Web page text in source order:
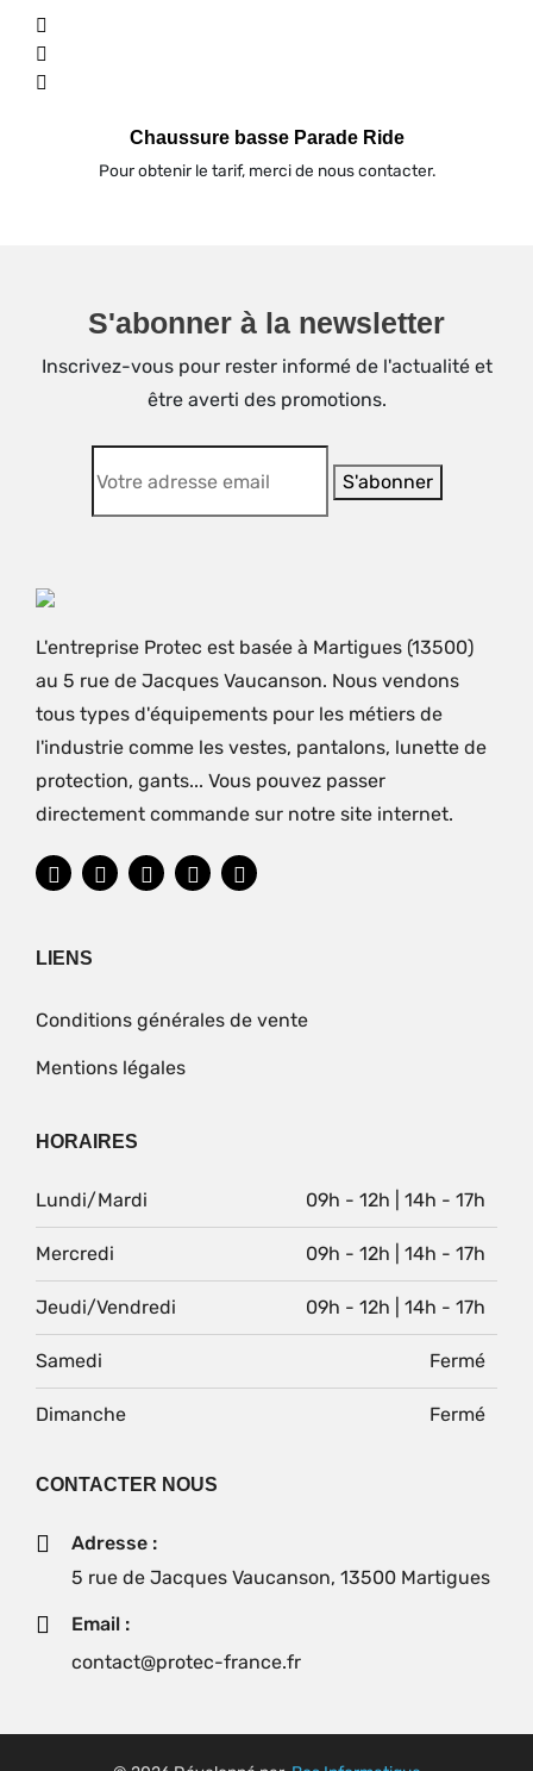
Chaussure basse Parade Ride
Pour obtenir le tarif, merci de nous contacter.
S'abonner à la newsletter
Inscrivez-vous pour rester informé de l'actualité et
être averti des promotions.
L'entreprise Protec est basée à Martigues (13500)
au 5 rue de Jacques Vaucanson. Nous vendons
tous types d'équipements pour les métiers de
l'industrie comme les vestes, pantalons, lunette de
protection, gants... Vous pouvez passer
directement commande sur notre site internet.
LIENS
Conditions générales de vente
Mentions légales
HORAIRES
Lundi/Mardi 09h - 12h | 14h - 17h
Mercredi 09h - 12h | 14h - 17h
Jeudi/Vendredi 09h - 12h | 14h - 17h
Samedi Fermé
Dimanche Fermé
CONTACTER NOUS
Adresse :
5 rue de Jacques Vaucanson, 13500 Martigues
Email :
contact@protec-france.fr